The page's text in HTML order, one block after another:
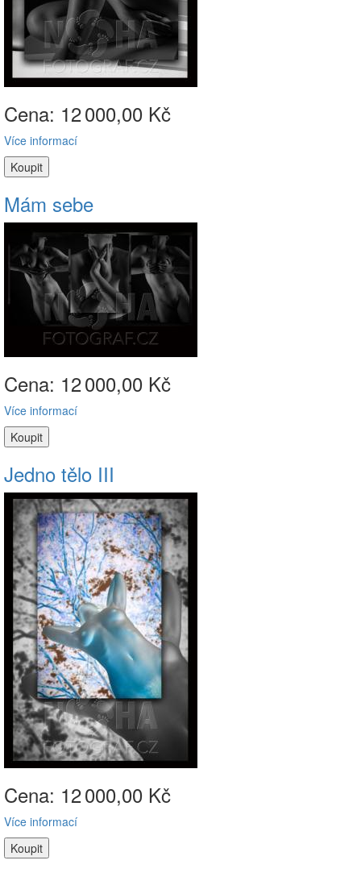
Cena: 12000,00 Kč
Více informací
Mám sebe
Cena: 12000,00 Kč
Více informací
Jedno tělo III
Cena: 12000,00 Kč
Více informací